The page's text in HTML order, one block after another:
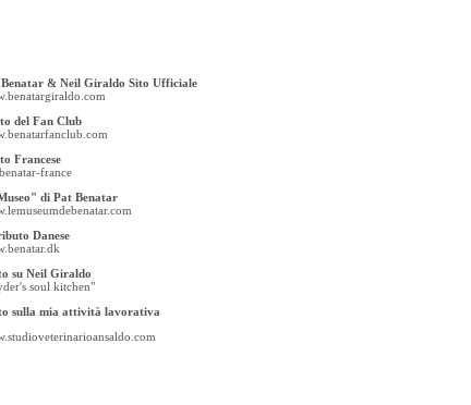
& Neil Giraldo Sito Ufficiale
del Fan Club
Francese
france
di Pat Benatar
Danese
su Neil Giraldo
soul kitchen"
sulla mia attività lavorativa